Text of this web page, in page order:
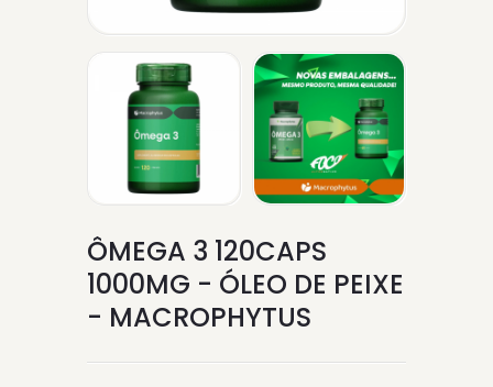
ÔMEGA 3 120CAPS
1000MG - ÓLEO DE PEIXE
- MACROPHYTUS